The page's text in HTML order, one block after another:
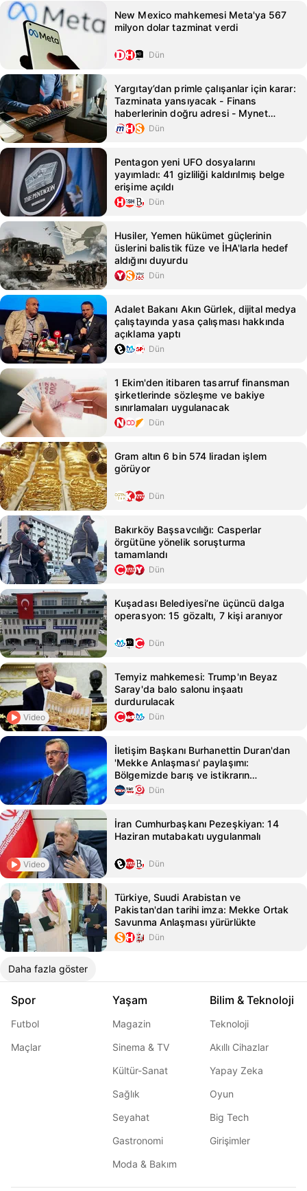
New Mexico mahkemesi Meta'ya 567
milyon dolar tazminat verdi
Dün
Yargıtay’dan primle çalışanlar için karar:
Tazminata yansıyacak - Finans
haberlerinin doğru adresi - Mynet
Finans Haber
Dün
Pentagon yeni UFO dosyalarını
yayımladı: 41 gizliliği kaldırılmış belge
erişime açıldı
Dün
Husiler, Yemen hükümet güçlerinin
üslerini balistik füze ve İHA'larla hedef
aldığını duyurdu
Dün
Adalet Bakanı Akın Gürlek, dijital medya
çalıştayında yasa çalışması hakkında
açıklama yaptı
Dün
1 Ekim'den itibaren tasarruf finansman
şirketlerinde sözleşme ve bakiye
sınırlamaları uygulanacak
Dün
Gram altın 6 bin 574 liradan işlem
görüyor
Dün
Bakırköy Başsavcılığı: Casperlar
örgütüne yönelik soruşturma
tamamlandı
Dün
Kuşadası Belediyesi’ne üçüncü dalga
operasyon: 15 gözaltı, 7 kişi aranıyor
Dün
Video
Temyiz mahkemesi: Trump'ın Beyaz
Saray'da balo salonu inşaatı
durdurulacak
Dün
İletişim Başkanı Burhanettin Duran'dan
'Mekke Anlaşması' paylaşımı:
Bölgemizde barış ve istikrarın
korunmasına önemli katkılar
sağlayacak
Dün
Video
İran Cumhurbaşkanı Pezeşkiyan: 14
Haziran mutabakatı uygulanmalı
Dün
Türkiye, Suudi Arabistan ve
Pakistan'dan tarihi imza: Mekke Ortak
Savunma Anlaşması yürürlükte
Dün
Daha fazla göster
Spor
Futbol
Maçlar
Yaşam
Magazin
Sinema & TV
Kültür-Sanat
Sağlık
Seyahat
Gastronomi
Moda & Bakım
Bilim & Teknoloji
Teknoloji
Akıllı Cihazlar
Yapay Zeka
Oyun
Big Tech
Girişimler